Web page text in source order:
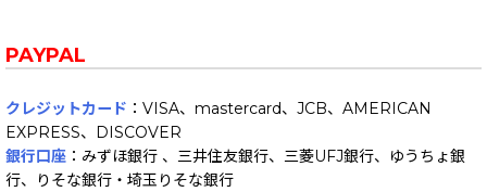
PAYPAL
クレジットカード ：VISA、mastercard、JCB、AMERICAN
EXPRESS、DISCOVER
銀行口座 ：みずほ銀行 、三井住友銀行、三菱UFJ銀行、ゆうちょ銀
行、りそな銀行・埼玉りそな銀行